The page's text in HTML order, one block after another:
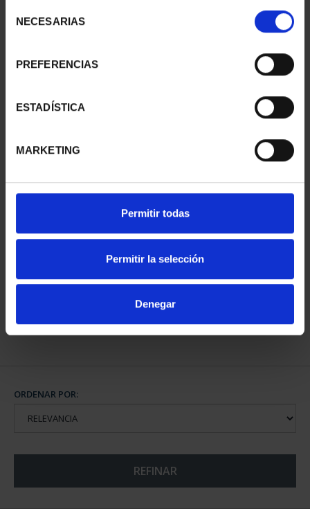
NECESARIAS
PREFERENCIAS
ESTADÍSTICA
MARKETING
Permitir todas
Permitir la selección
Denegar
949,00 €
registrados
949,00 €
registrados
CAPITALES DE
COMPLET...
3.796,00 €
ORDENAR POR:
REFINAR